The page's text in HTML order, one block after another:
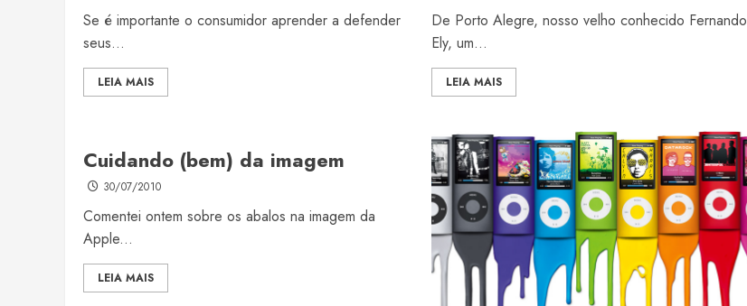
Se é importante o consumidor aprender a defender
seus...
LEIA MAIS
De Porto Alegre, nosso velho conhecido Fernando
Ely, um...
LEIA MAIS
Cuidando (bem) da imagem
30/07/2010
Comentei ontem sobre os abalos na imagem da
Apple...
LEIA MAIS